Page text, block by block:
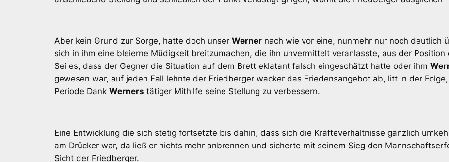
Aber kein Grund zur Sorge, hatte doch unser Werner nach wie vor eine, nunmehr nur noch deutlich
sich in ihm eine bleierne Müdigkeit breitzumachen, die ihn unvermittelt veranlasste, aus der Position
Sei es, dass der Gegner die Situation auf dem Brett eklatant falsch eingeschätzt hatte oder ihm
gewesen war, auf jeden Fall lehnte der Friedberger wacker das Friedensangebot ab, litt in der
Periode Dank Werners tätiger Mithilfe seine Stellung zu verbessern.
Eine Entwicklung die sich stetig fortsetzte bis dahin, dass sich die Kräfteverhältnisse gänzlich
am Drücker war, da ließ er nichts mehr anbrennen und sicherte mit seinem Sieg den
Sicht der Friedberger.